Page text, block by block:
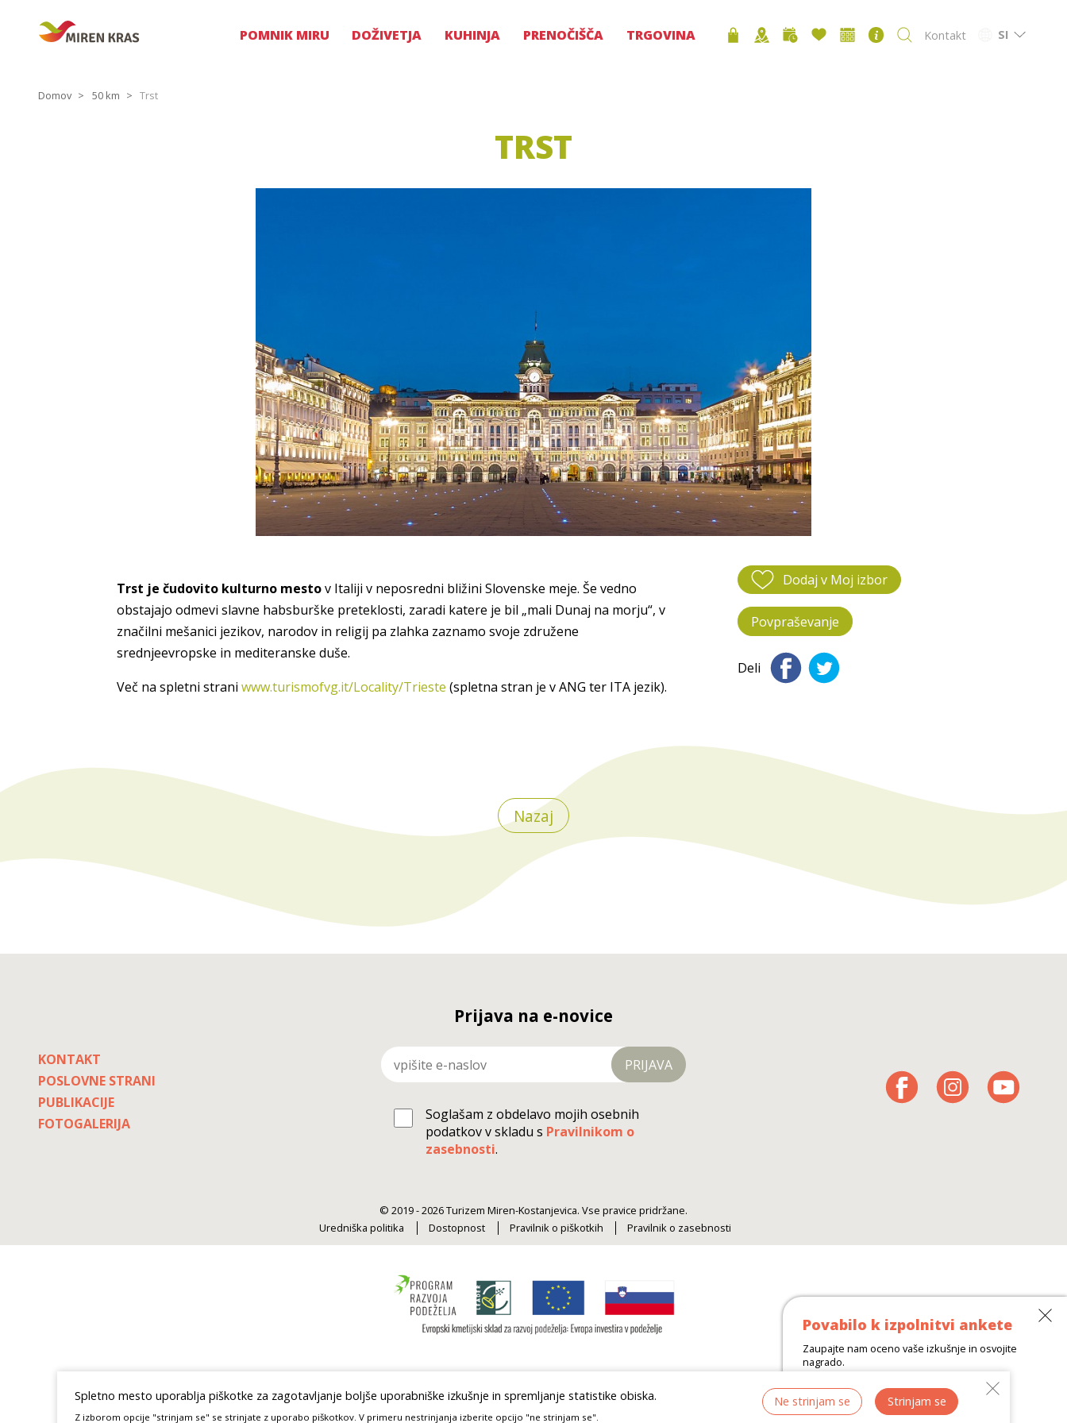
POMNIK MIRU DOŽIVETJA KUHINJA PRENOČIŠČA TRGOVINA Kontakt SI
Domov 50 km Trst
TRST
Trst je čudovito kulturno mestov Italiji v neposredni bližini Slovenske meje. Še vedno
obstajajo odmevi slavne habsburške preteklosti, zaradi katere je bil „mali Dunaj na morju“, v
značilni mešanici jezikov, narodov in religij pa zlahka zaznamo svoje združene
srednjeevropske in mediteranske duše.
Več na spletni strani www.turismofvg.it/Locality/Trieste (spletna stran je v ANG ter ITA jezik).
Dodaj v Moj izbor
Povpraševanje
Deli
Nazaj
KONTAKT
POSLOVNE STRANI
PUBLIKACIJE
FOTOGALERIJA
Prijava na e-novice
PRIJAVA
Soglašam z obdelavo mojih osebnih
podatkov v skladu s Pravilnikom o
zasebnosti.
© 2019 - 2026 Turizem Miren-Kostanjevica. Vse pravice pridržane.
Uredniška politika
Dostopnost Pravilnik o piškotkih Pravilnik o zasebnosti
Spletno mesto uporablja piškotke za zagotavljanje boljše uporabniške izkušnje in spremljanje statistike obiska.
Z izborom opcije "strinjam se" se strinjate z uporabo piškotkov. V primeru nestrinjanja izberite opcijo "ne strinjam se".
Ne strinjam se Strinjam se
Povabilo k izpolnitvi ankete
Zaupajte nam oceno vaše izkušnje in osvojite
nagrado.
Več